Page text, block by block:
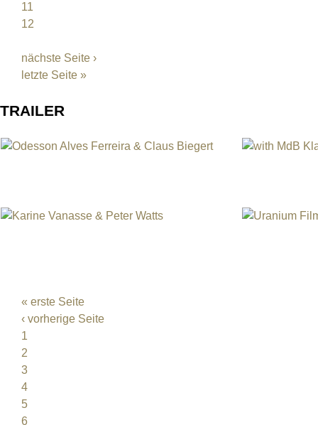
11
12
nächste Seite ›
letzte Seite »
TRAILER
SEITEN
« erste Seite
‹ vorherige Seite
1
2
3
4
5
6